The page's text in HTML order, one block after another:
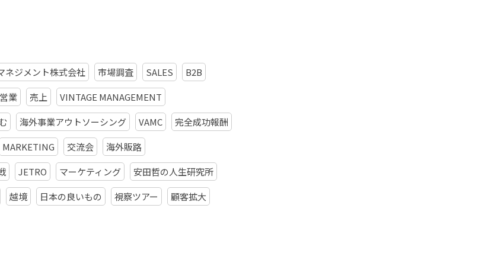
ネジメント株式会社 市場調査 SALES
B2B
営業 売上
VINTAGE MANAGEMENT
海外事業アウトソーシング VAMC
完全成功報酬
MARKETING 交流会
海外販路
JETRO マーケティング
安田哲の人生研究所
越境 日本の良いもの 視察ツアー
顧客拡大